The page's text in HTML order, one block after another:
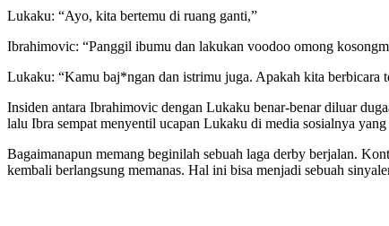
Lukaku: “Ayo, kita bertemu di ruang ganti,”
Ibrahimovic: “Panggil ibumu dan lakukan voodoo omong
Lukaku: “Kamu baj*ngan dan istrimu juga. Apakah kita berbicara
Insiden antara Ibrahimovic dengan Lukaku benar-benar diluar
lalu Ibra sempat menyentil ucapan Lukaku di media sosialnya
Bagaimanapun memang beginilah sebuah laga derby berjalan.
kembali berlangsung memanas. Hal ini bisa menjadi sebuah